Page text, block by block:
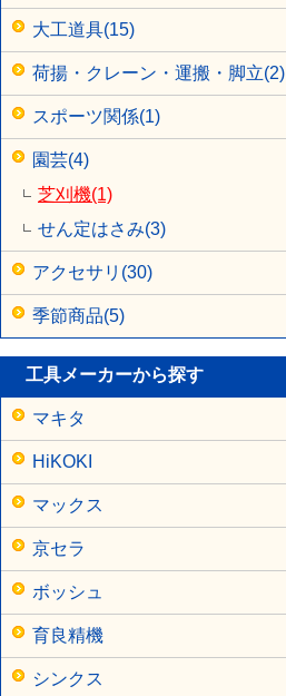
大工道具(15)
荷揚・クレーン・運搬・脚立(2)
スポーツ関係(1)
園芸(4)
芝刈機(1)
せん定はさみ(3)
アクセサリ(30)
季節商品(5)
工具メーカーから探す
マキタ
HiKOKI
マックス
京セラ
ボッシュ
育良精機
シンクス